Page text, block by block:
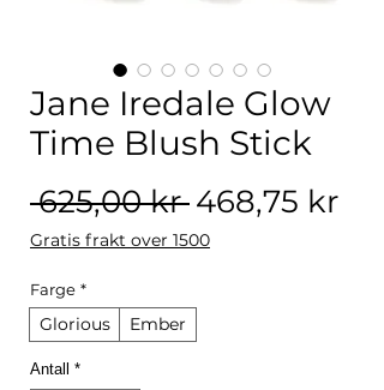
Jane Iredale Glow
Time Blush Stick
625,00 kr Vanlig pris
468,75 kr
Gratis frakt over 1500
Farge *
Glorious Ember
Antall *